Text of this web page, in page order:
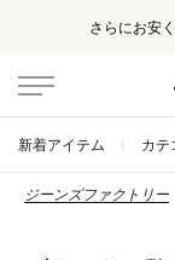
さらにお安
新着アイテム カテ
ジーンズファクトリー